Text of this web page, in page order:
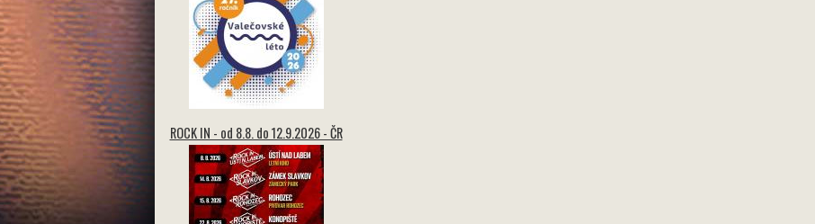
ROCK IN - od 8.8. do 12.9.2026 - ČR